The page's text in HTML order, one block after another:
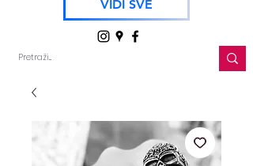
VIDI SVE